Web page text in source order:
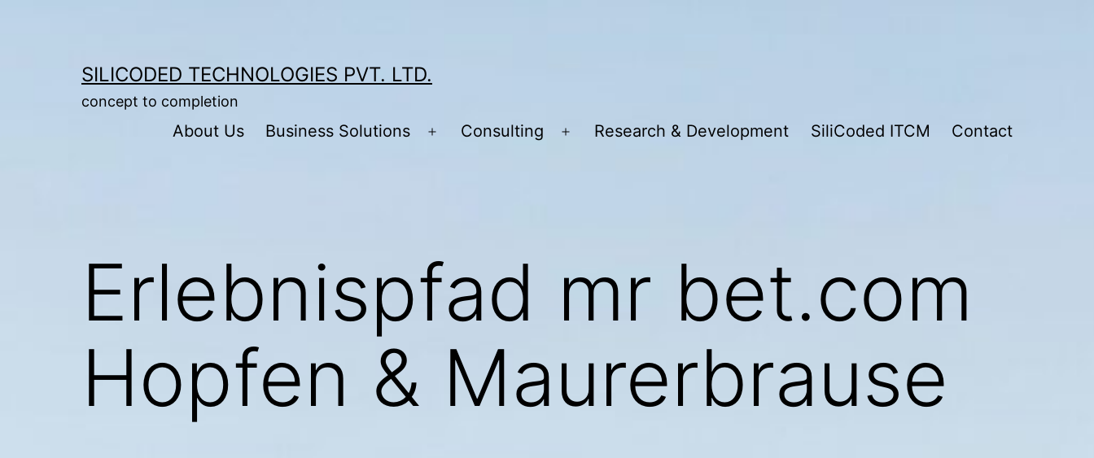
SILICODED TECHNOLOGIES PVT. LTD.
concept to completion
About Us Business Solutions
Open
Consulting
Open
Research & Development SiliCoded ITCM Contact
Erlebnispfad mr bet.com
Hopfen & Maurerbrause